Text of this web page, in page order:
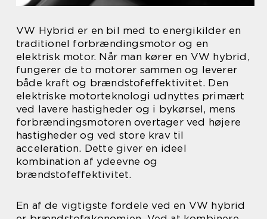
VW Hybrid er en bil med to energikilder en
traditionel forbrændingsmotor og en
elektrisk motor. Når man kører en VW hybrid,
fungerer de to motorer sammen og leverer
både kraft og brændstofeffektivitet. Den
elektriske motorteknologi udnyttes primært
ved lavere hastigheder og i bykørsel, mens
forbrændingsmotoren overtager ved højere
hastigheder og ved store krav til
acceleration. Dette giver en ideel
kombination af ydeevne og
brændstofeffektivitet.
En af de vigtigste fordele ved en VW hybrid